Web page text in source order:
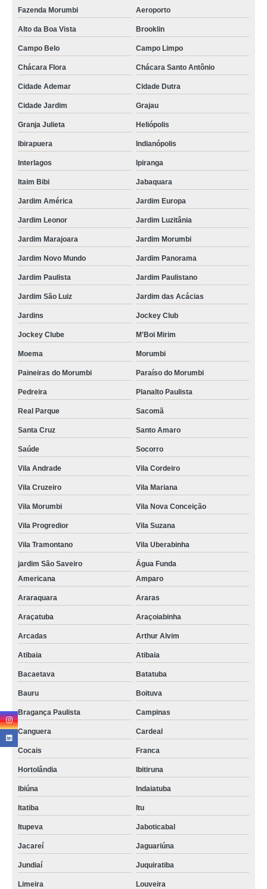
preço de descarte equipamentos eletrônicos Imirim
onde faz descarte componentes eletrônicos Vila Gustavo
preço de descarte produtos eletrônicos Brooklin
preço de descarte de objetos eletrônicos Campo Belo
onde faz descarte correto de aparelhos eletrônicos Jardim São Luiz
descarte eletrônico correto Campo Belo
preço de descarte resíduo eletrônico Itupeva
descarte material eletrônico Alphaville
descarte equipamentos eletrônicos Socorro
preço de descarte aparelhos eletrônicos Barueri
descarte lixo eletrônico Brooklin
descarte lixo eletrônico Franco da Rocha
preço de descarte equipamentos eletrônicos Jacareí
onde faz descarte lixo eletrônico Aeroporto
onde faz descarte produtos eletrônicos Granja Julieta
descarte eletroeletrônicos Embu das Artes
onde faz descarte de objetos eletrônicos Heliópolis
preço de descarte componentes eletrônicos Ferraz de Vasconcelos
preço de descarte correto de aparelhos eletrônicos São Paulo
preço de descarte eletroeletrônicos Belo Horizonte
descarte lixo eletrônico valor Santa Isabel
onde faz descarte de objetos eletrônicos Araras
onde faz descarte aparelhos eletrônicos Barueri
descarte material eletrônico Santo Antônio Paulista
onde faz descarte eletroeletrônicos Amparo
descarte aparelhos eletrônicos valor Murundu
descarte produtos eletrônicos Araras
preço de descarte lixo eletrônico Vila Uberabinha
preço de descarte lixo eletrônico Porto Feliz
onde faz descarte resíduo eletrônico Canguera
preço de descarte correto de aparelhos eletrônicos Franco da Rocha
Fazenda Morumbi Aeroporto
Alto da Boa Vista Brooklin
Campo Belo Campo Limpo
Chácara Flora Chácara Santo Antônio
Cidade Ademar Cidade Dutra
Cidade Jardim Grajau
Granja Julieta Heliópolis
Ibirapuera Indianópolis
Interlagos Ipiranga
Itaim Bibi Jabaquara
Jardim América Jardim Europa
Jardim Leonor Jardim Luzitânia
Jardim Marajoara Jardim Morumbi
Jardim Novo Mundo Jardim Panorama
Jardim Paulista Jardim Paulistano
Jardim São Luiz Jardim das Acácias
Jardins Jockey Club
Jockey Clube M'Boi Mirim
Moema Morumbi
Paineiras do Morumbi Paraíso do Morumbi
Pedreira Planalto Paulista
Real Parque Sacomã
Santa Cruz Santo Amaro
Saúde Socorro
Vila Andrade Vila Cordeiro
Vila Cruzeiro Vila Mariana
Vila Morumbi Vila Nova Conceição
Vila Progredior Vila Suzana
Vila Tramontano Vila Uberabinha
jardim São Saveiro
Água Funda
Americana
Amparo
Araraquara Araras
Araçatuba Araçoiabinha
Arcadas Arthur Alvim
Atibaia Atibaia
Bacaetava Batatuba
Bauru Boituva
Bragança Paulista Campinas
Canguera Cardeal
Cocais Franca
Hortolândia Ibitiruna
Ibiúna Indaiatuba
Itatiba Itu
Itupeva Jaboticabal
Jacareí Jaguariúna
Jundiaí Juquiratiba
Limeira Louveira